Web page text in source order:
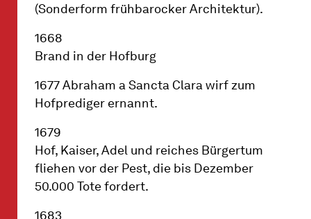
(Sonderform frühbarocker Architektur).
1668
Brand in der Hofburg
1677 Abraham a Sancta Clara wirf zum
Hofprediger ernannt.
1679
Hof, Kaiser, Adel und reiches Bürgertum
fliehen vor der Pest, die bis Dezember
50.000 Tote fordert.
1683